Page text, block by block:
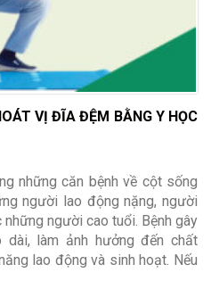
VỊ ĐĨA ĐỆM BẰNG Y HỌC
những căn bệnh về cột sống
người lao động nặng, người
người cao tuổi. Bệnh gây
dài, làm ảnh hưởng đến chất
lao động và sinh hoạt. Nếu